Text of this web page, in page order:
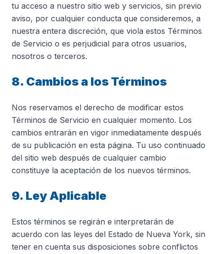
tu acceso a nuestro sitio web y servicios, sin previo
aviso, por cualquier conducta que consideremos, a
nuestra entera discreción, que viola estos Términos
de Servicio o es perjudicial para otros usuarios,
nosotros o terceros.
8. Cambios a los Términos
Nos reservamos el derecho de modificar estos
Términos de Servicio en cualquier momento. Los
cambios entrarán en vigor inmediatamente después
de su publicación en esta página. Tu uso continuado
del sitio web después de cualquier cambio
constituye la aceptación de los nuevos términos.
9. Ley Aplicable
Estos términos se regirán e interpretarán de
acuerdo con las leyes del Estado de Nueva York, sin
tener en cuenta sus disposiciones sobre conflictos